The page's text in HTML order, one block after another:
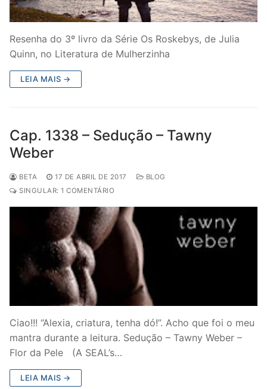
Resenha do 3º livro da Série Os Roskebys, de Julia
Quinn, no Literatura de Mulherzinha
LEIA MAIS →
Cap. 1338 – Sedução – Tawny
Weber
BETA 17 DE ABRIL DE 2017
BLOG
SINGULAR: 1 COMENTÁRIO
Ciao!!! “Alexia, criatura, tenha dó!”. Acho que foi o meu
mantra durante a leitura. Sedução – Tawny Weber –
Flor da Pele (A SEAL’s…
LEIA MAIS →